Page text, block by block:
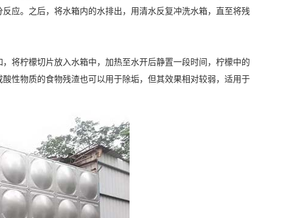
应。之后，将水箱内的水排出，用清水反复冲洗水箱，直至将残
将柠檬切片放入水箱中，加热至水开后静置一段时间，柠檬中的
性物质的食物残渣也可以用于除垢，但其效果相对较弱，适用于